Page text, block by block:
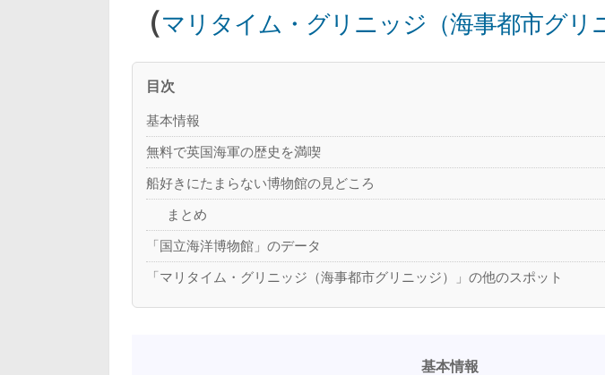
（マリタイム・グリニッジ（海事都市グリ
目次
基本情報
無料で英国海軍の歴史を満喫
船好きにたまらない博物館の見どころ
まとめ
「国立海洋博物館」のデータ
「マリタイム・グリニッジ（海事都市グリニッジ）」の他のスポット
基本情報